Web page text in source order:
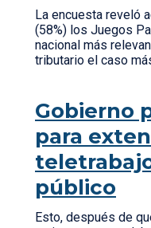
La encuesta reveló
(58%) los Juegos
nacional más
tributario el caso
Gobierno
para
público
Esto, después de